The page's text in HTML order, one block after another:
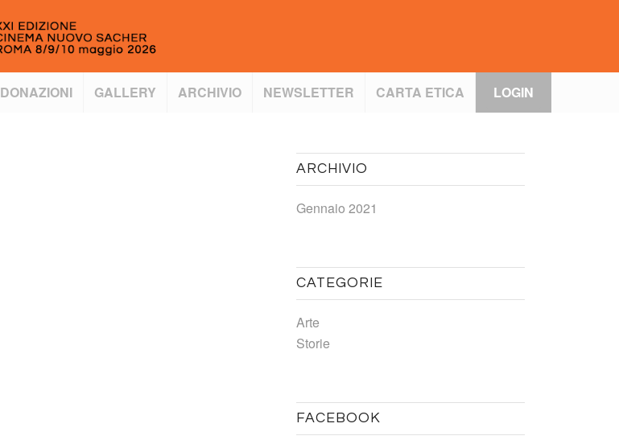
DONAZIONI GALLERY ARCHIVIO NEWSLETTER CARTA ETICA LOGIN
ARCHIVIO
Gennaio 2021
CATEGORIE
Arte
Storie
FACEBOOK